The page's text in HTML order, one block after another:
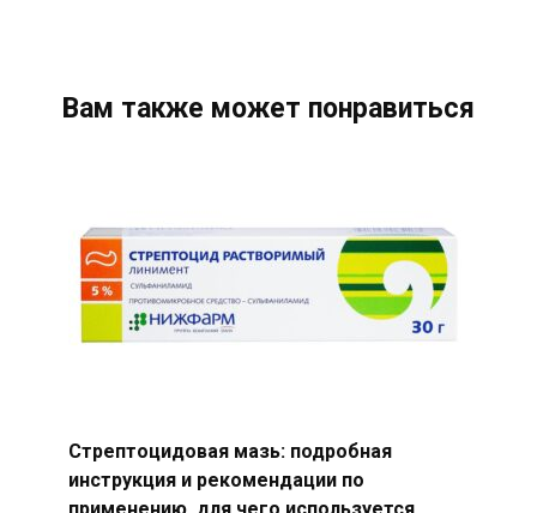
Вам также может понравиться
Стрептоцидовая мазь: подробная
инструкция и рекомендации по
применению, для чего используется,